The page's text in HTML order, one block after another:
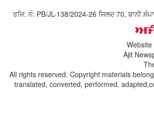
ਰਜਿ: ਨੰ: PB/JL-138/2024-26 ਜਿਲਦ 70, ਬਾਨੀ
Ajit
All rights reserved. Copyright materials
translated, converted, performed,